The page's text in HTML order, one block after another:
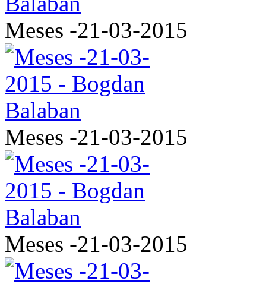
Meses -21-03-2015
Meses -21-03-2015
Meses -21-03-2015